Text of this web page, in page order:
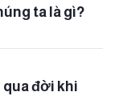
ta là gì?
qua đời khi